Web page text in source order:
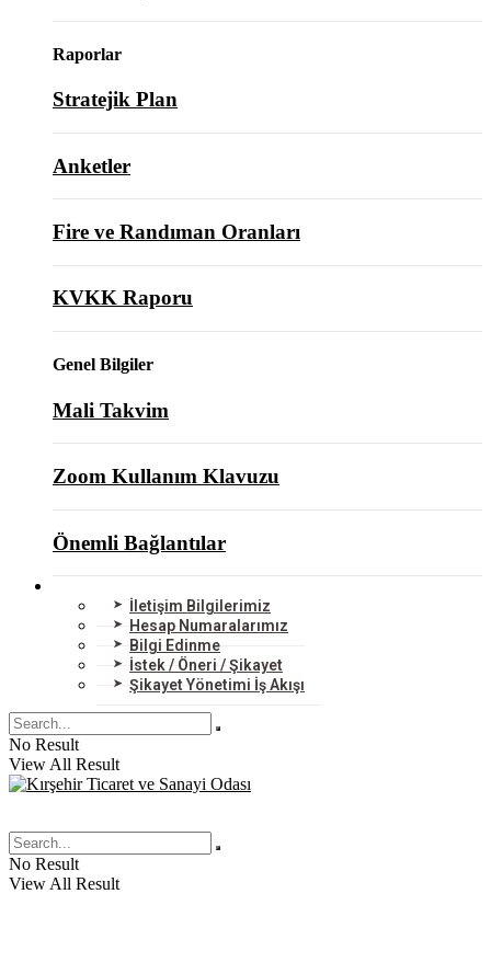
Raporlar
Stratejik Plan
Anketler
Fire ve Randıman Oranları
KVKK Raporu
Genel Bilgiler
Mali Takvim
Zoom Kullanım Klavuzu
Önemli Bağlantılar
İletişim Bilgilerimiz
Hesap Numaralarımız
Bilgi Edinme
İstek / Öneri / Şikayet
Şikayet Yönetimi İş Akışı
No Result
View All Result
No Result
View All Result